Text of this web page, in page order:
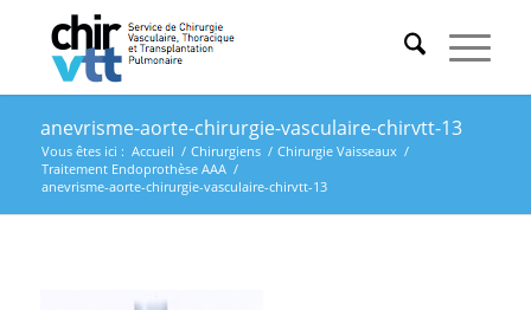
anevrisme-aorte-chirurgie-vasculaire-chirvtt-13
Vous êtes ici : Accueil / Chirurgiens / Chirurgie Vaisseaux /
Traitement Endoprothèse AAA /
anevrisme-aorte-chirurgie-vasculaire-chirvtt-13